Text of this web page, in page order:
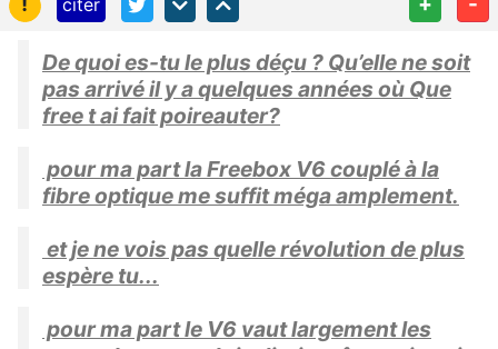
citer
De quoi es-tu le plus déçu ? Qu’elle ne soit
pas arrivé il y a quelques années où Que
free t ai fait poireauter?
pour ma part la Freebox V6 couplé à la
fibre optique me suffit méga amplement.
et je ne vois pas quelle révolution de plus
espère tu...
pour ma part le V6 vaut largement les